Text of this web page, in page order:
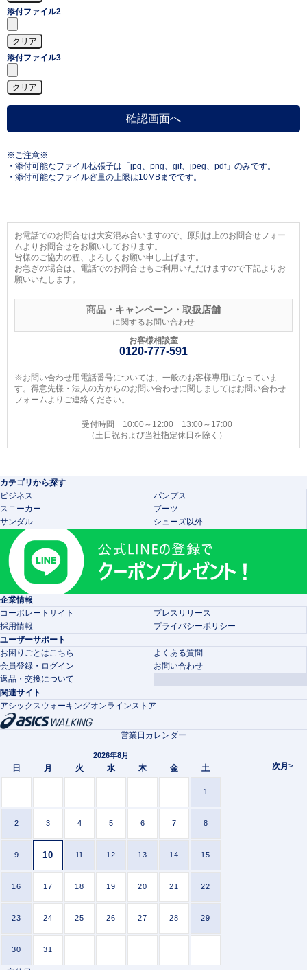
添付ファイル2
添付ファイル3
※ご注意※
・添付可能なファイル拡張子は「jpg、png、gif、jpeg、pdf」のみです。
・添付可能なファイル容量の上限は10MBまでです。
お電話でのお問合せは大変混み合いますので、原則は上のお問合せフォー
ムよりお問合せをお願いしております。
皆様のご協力の程、よろしくお願い申し上げます。
お急ぎの場合は、電話でのお問合せもご利用いただけますので下記よりお
願いいたします。
商品・キャンペーン・取扱店舗
に関するお問い合わせ
お客様相談室
0120-777-591
※お問い合わせ用電話番号については、一般のお客様専用になっていま
す。得意先様・法人の方からのお問い合わせに関しましてはお問い合わせ
フォームよりご連絡ください。
受付時間 10:00～12:00 13:00～17:00
（土日祝および当社指定休日を除く）
カテゴリから探す
ビジネス
パンプス
スニーカー
ブーツ
サンダル
シューズ以外
企業情報
コーポレートサイト
プレスリリース
採用情報
プライバシーポリシー
ユーザーサポート
お困りごとはこちら
よくある質問
会員登録・ログイン
お問い合わせ
返品・交換について
関連サイト
アシックスウォーキングオンラインストア
次月 >
営業日カレンダー
2026年8月
日 月 火 水 木 金 土
1
2 3 4 5 6 7 8
9 10 11 12 13 14 15
16 17 18 19 20 21 22
23 24 25 26 27 28 29
30 31